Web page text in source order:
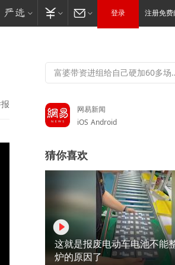
登录 注册免费
网易新闻
iOS Android
猜你喜欢
这就是报废电动车电池不能
炉的原因了